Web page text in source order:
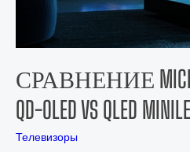
СРАВНЕНИЕ MICRO
QD-OLED VS QLED
Телевизоры